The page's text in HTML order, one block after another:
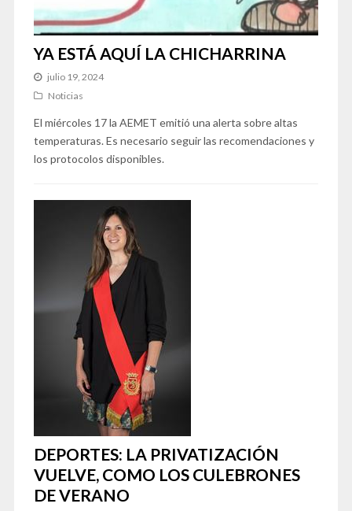
YA ESTÁ AQUÍ LA CHICHARRINA
julio 19, 2024
Noticias
El miércoles 17 la AEMET emitió una alerta sobre altas
temperaturas. Es necesario seguir las recomendaciones y
los protocolos disponibles.
DEPORTES: LA PRIVATIZACIÓN
VUELVE, COMO LOS CULEBRONES
DE VERANO